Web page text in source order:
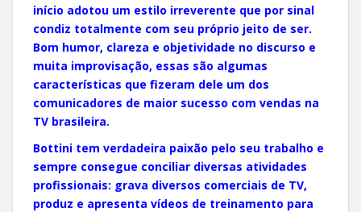
início adotou um estilo irreverente que por sinal
condiz totalmente com seu próprio jeito de ser.
Bom humor, clareza e objetividade no discurso e
muita improvisação, essas são algumas
características que fizeram dele um dos
comunicadores de maior sucesso com vendas na
TV brasileira.
Bottini tem verdadeira paixão pelo seu trabalho e
sempre consegue conciliar diversas atividades
profissionais: grava diversos comerciais de TV,
produz e apresenta vídeos de treinamento para